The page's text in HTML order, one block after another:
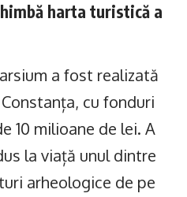
harta turistică a
a fost realizată
cu fonduri
10 milioane de lei. A
la viață unul dintre
arheologice de pe